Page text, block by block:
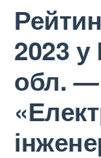
2023 у
обл. —